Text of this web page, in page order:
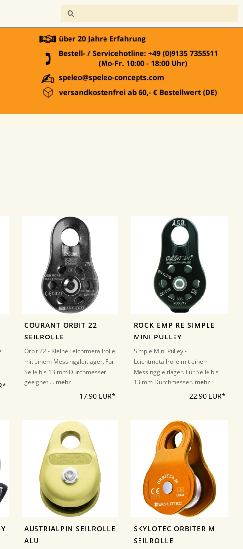
COURANT ORBIT 22
SEILROLLE
Orbit 22 - Kleine Leichtmetallrolle
mit einem Messinggleitlager. Für
Seile bis 13 mm Durchmesser
geeignet ... mehr
17,90 EUR*
ROCK EMPIRE SIMPLE
MINI PULLEY
Simple Mini Pulley -
Leichtmetallrolle mit einem
Messinggleitlager. Für Seile bis
13 mm Durchmesser. mehr
22,90 EUR*
AUSTRIALPIN SEILROLLE
ALU
SKYLOTEC ORBITER M
SEILROLLE